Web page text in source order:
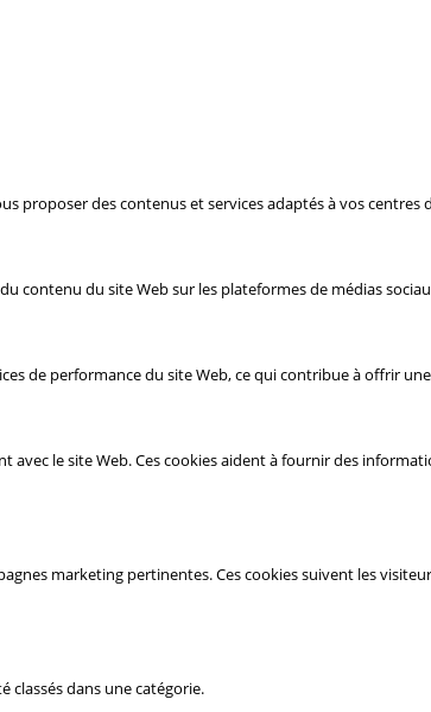
proposer des contenus et services adaptés à vos centres
contenu du site Web sur les plateformes de médias
de performance du site Web, ce qui contribue à offrir
le site Web. Ces cookies aident à fournir des
marketing pertinentes. Ces cookies suivent les
classés dans une catégorie.